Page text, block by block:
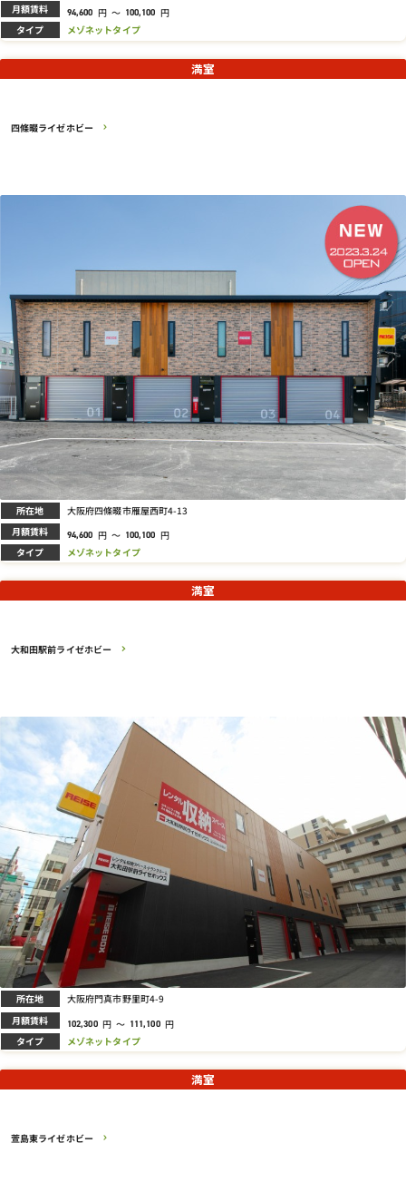
月額賃料 94,600 円 ～ 100,100 円
タイプ メゾネットタイプ
四條畷ライゼホビー
満室
所在地 大阪府四條畷市雁屋西町4-13
月額賃料 94,600 円 ～ 100,100 円
タイプ メゾネットタイプ
大和田駅前ライゼホビー
満室
所在地 大阪府門真市野里町4-9
月額賃料 102,300 円 ～ 111,100 円
タイプ メゾネットタイプ
萱島東ライゼホビー
満室